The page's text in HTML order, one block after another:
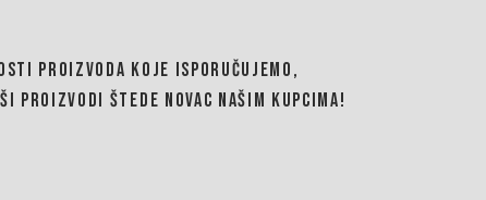
PROIZVODA KOJE ISPORUČUJEMO,
PROIZVODI ŠTEDE NOVAC NAŠIM KUPCIMA!